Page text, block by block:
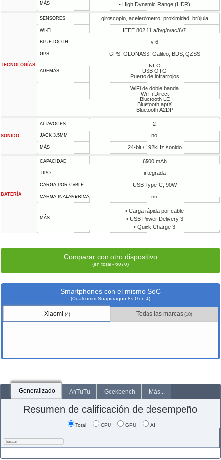
MÁS • High Dynamic Range (HDR)
TECNOLOGÍAS
SENSORES giroscopio, acelerómetro, proximidad, brújula
WI-FI IEEE 802.11 a/b/g/n/ac/6/7
BLUETOOTH v 6
GPS GPS, GLONASS, Galileo, BDS, QZSS
ADEMÁS
NFC
USB OTG
Puerto de infrarrojos
WiFi de doble banda
Wi-Fi Direct
Bluetooth LE
Bluetooth aptX
Bluetooth A2DP
SONIDO
ALTAVOCES 2
JACK 3,5MM no
MÁS 24-bit / 192kHz sonido
BATERÍA
CAPACIDAD 6500 mAh
TIPO integrada
CARGA POR CABLE USB Type-C, 90W
CARGA INALÁMBRICA no
MÁS
• Carga rápida por cable
• USB Power Delivery 3
• Quick Charge 3
Comparar con otro dispositivo
(en total - 6070)
Smartphones con el mismo SoC
(Qualcomm Snapdragon 8s Gen 4)
Xiaomi (4) Todas las marcas (10)
Generalizado AnTuTu Geekbench Más...
Resumen de calificación de desempeño
Total CPU GPU AI